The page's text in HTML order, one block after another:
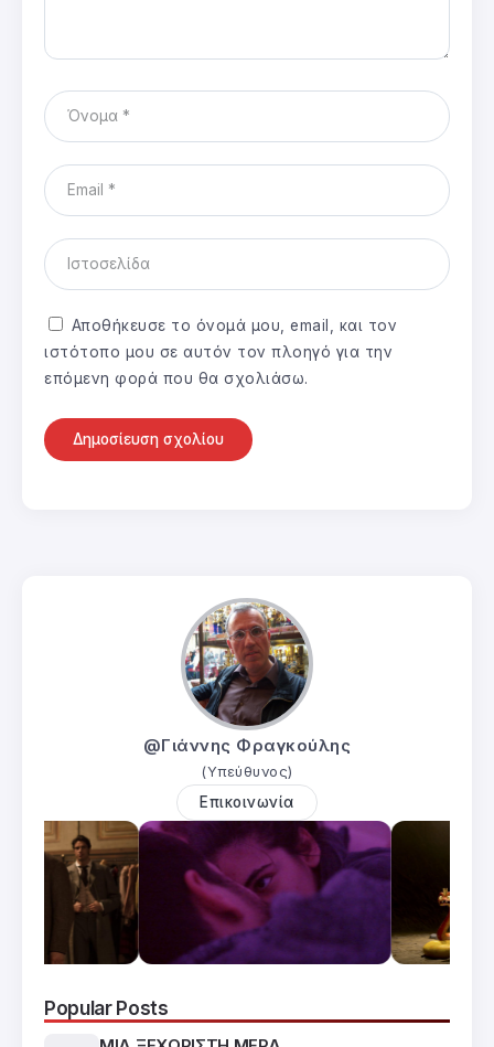
Αποθήκευσε το όνομά μου, email, και τον
ιστότοπο μου σε αυτόν τον πλοηγό για την
επόμενη φορά που θα σχολιάσω.
@Γιάννης Φραγκούλης
(Υπεύθυνος)
Επικοινωνία
Popular Posts